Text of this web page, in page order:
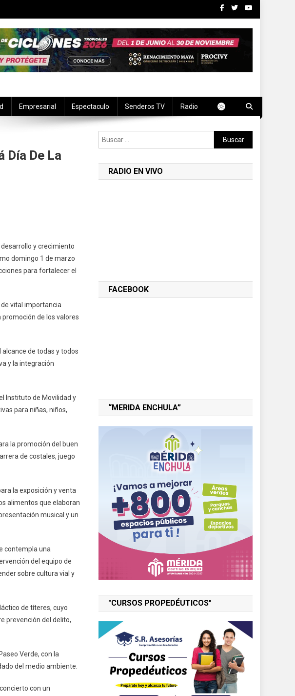
Empresarial Espectaculo Senderos TV Radio
Día De La
y crecimiento
domingo 1 de marzo
para fortalecer el
de vital importancia
de los valores
de todas y todos
y la integración
Instituto de Movilidad y
para niñas, niños,
la promoción del buen
de costales, juego
la exposición y venta
alimentos que elaboran
musical y un
contempla una
del equipo de
sobre cultura vial y
de títeres, cuyo
prevención del delito,
Verde, con la
del medio ambiente.
con un
Buscar:
RADIO EN VIVO
FACEBOOK
“MERIDA ENCHULA”
"CURSOS PROPEDÉUTICOS"